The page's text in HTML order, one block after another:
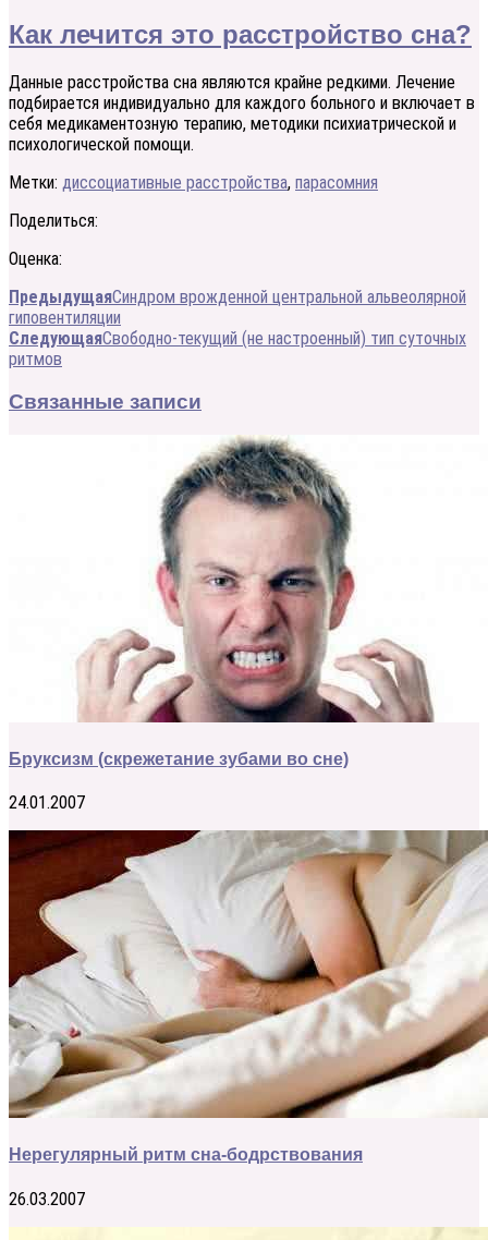
Как лечится это расстройство сна?
Данные расстройства сна являются крайне редкими. Лечение
подбирается индивидуально для каждого больного и включает в
себя медикаментозную терапию, методики психиатрической и
психологической помощи.
Метки: диссоциативные расстройства, парасомния
Поделиться:
Оценка:
ПредыдущаяСиндром врожденной центральной альвеолярной
гиповентиляции
СледующаяСвободно-текущий (не настроенный) тип суточных
ритмов
Связанные записи
Бруксизм (скрежетание зубами во сне)
24.01.2007
Нерегулярный ритм сна-бодрствования
26.03.2007